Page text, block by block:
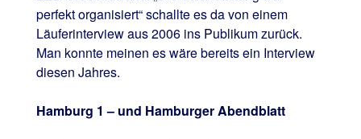
perfekt organisiert“ schallte es da von einem
Läuferinterview aus 2006 ins Publikum zurück.
Man konnte meinen es wäre bereits ein Interview
diesen Jahres.
Hamburg 1 – und Hamburger Abendblatt